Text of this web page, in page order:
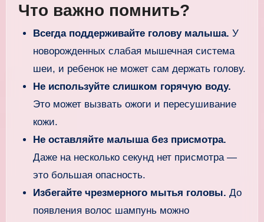
Что важно помнить?
Всегда поддерживайте голову малыша. У
новорожденных слабая мышечная система
шеи, и ребенок не может сам держать голову.
Не используйте слишком горячую воду.
Это может вызвать ожоги и пересушивание
кожи.
Не оставляйте малыша без присмотра.
Даже на несколько секунд нет присмотра —
это большая опасность.
Избегайте чрезмерного мытья головы. До
появления волос шампунь можно